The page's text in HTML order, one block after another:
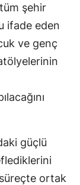
şehir
ifade eden
ve genç
güçlü
ortak